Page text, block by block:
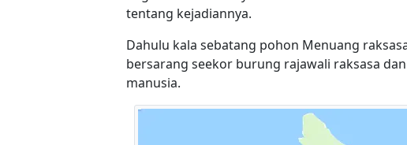
tentang kejadiannya.
Dahulu kala sebatang pohon Menuang
bersarang seekor burung rajawali raksasa
manusia.